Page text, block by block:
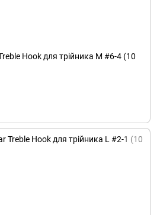
Hook для трійника M #6-4 (10